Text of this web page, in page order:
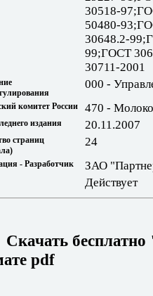
30518-
50480-
30648.2-
99;ГОСТ
30711-2001
000 -
комитет России 470 -
издания 20.11.2007
страниц
24
- Разработчик ЗАО
Действует
Скачать
pdf